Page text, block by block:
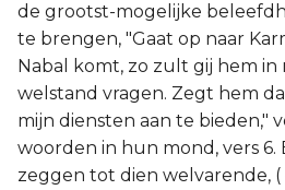
de grootst-mogelijke
te brengen, "Gaat op naar
Nabal komt, zo zult gij hem in
welstand vragen. Zegt hem
mijn diensten aan te bieden,"
woorden in hun mond, vers
zeggen tot dien welvarende,